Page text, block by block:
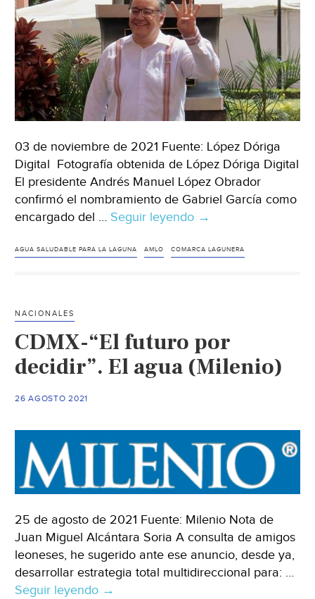
03 de noviembre de 2021 Fuente: López Dóriga
Digital Fotografía obtenida de López Dóriga Digital
El presidente Andrés Manuel López Obrador
confirmó el nombramiento de Gabriel García como
encargado del … Seguir leyendo Comarca
Confirma
como
encargado
del
Saludable
para
la
Laguna
(López-
Dóriga
Digital)
→
AGUA SALUDABLE PARA LA LAGUNA AMLO COMARCA LAGUNERA
NACIONALES
CDMX-“El futuro por
decidir”. El agua (Milenio)
26 AGOSTO 2021
25 de agosto de 2021 Fuente: Milenio Nota de
Juan Miguel Alcántara Soria A consulta de amigos
leoneses, he sugerido ante ese anuncio, desde ya,
desarrollar estrategia total multidireccional para: …
Seguir leyendo CDMX-“El
→